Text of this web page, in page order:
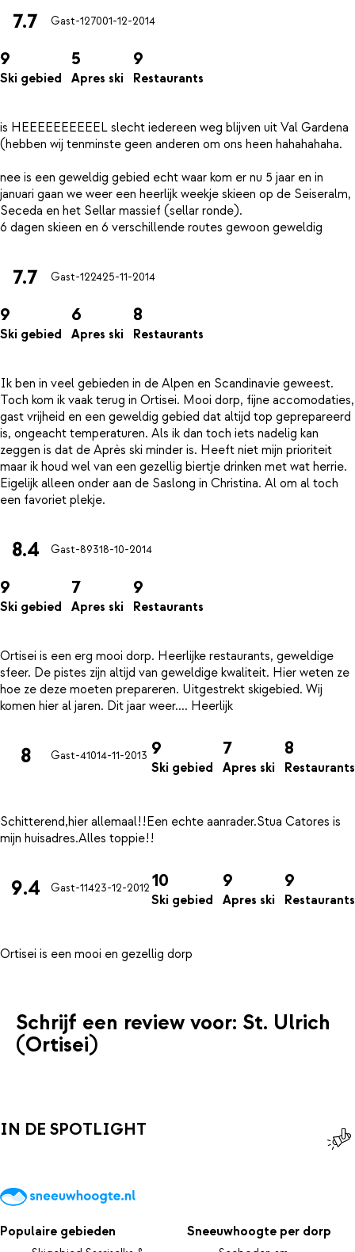
7.7 Gast-127001-12-2014
9
Ski gebied
5
Apres ski
9
Restaurants
is HEEEEEEEEEEL slecht iedereen weg blijven uit Val Gardena
(hebben wij tenminste geen anderen om ons heen hahahahaha.
nee is een geweldig gebied echt waar kom er nu 5 jaar en in
januari gaan we weer een heerlijk weekje skieen op de Seiseralm,
Seceda en het Sellar massief (sellar ronde).
7.7 Gast-122425-11-2014
9
Ski gebied
6
Apres ski
8
Restaurants
Ik ben in veel gebieden in de Alpen en Scandinavie geweest.
Toch kom ik vaak terug in Ortisei. Mooi dorp, fijne accomodaties,
gast vrijheid en een geweldig gebied dat altijd top geprepareerd
is, ongeacht temperaturen. Als ik dan toch iets nadelig kan
zeggen is dat de Après ski minder is. Heeft niet mijn prioriteit
maar ik houd wel van een gezellig biertje drinken met wat herrie.
Eigelijk alleen onder aan de Saslong in Christina. Al om al toch
8.4 Gast-89318-10-2014
9
Ski gebied
7
Apres ski
9
Restaurants
Ortisei is een erg mooi dorp. Heerlijke restaurants, geweldige
sfeer. De pistes zijn altijd van geweldige kwaliteit. Hier weten ze
hoe ze deze moeten prepareren. Uitgestrekt skigebied. Wij
8 Gast-41014-11-2013 9
Ski gebied
7
Apres ski
8
Restaurants
Schitterend,hier allemaal!!Een echte aanrader.Stua Catores is
9.4 Gast-11423-12-2012 10
Ski gebied
9
Apres ski
9
Restaurants
Schrijf een review voor: St. Ulrich
(Ortisei)
IN DE SPOTLIGHT
Populaire gebieden Sneeuwhoogte per dorp